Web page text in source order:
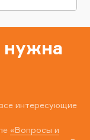
нужна
интересующие
«Вопросы и